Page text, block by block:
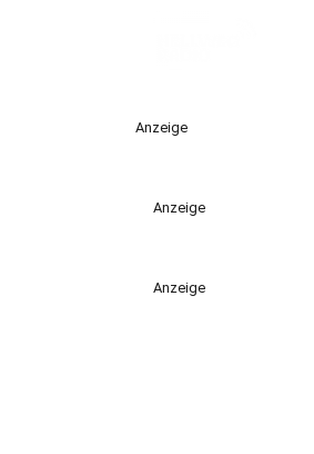
Anzeige
Anzeige
Anzeige